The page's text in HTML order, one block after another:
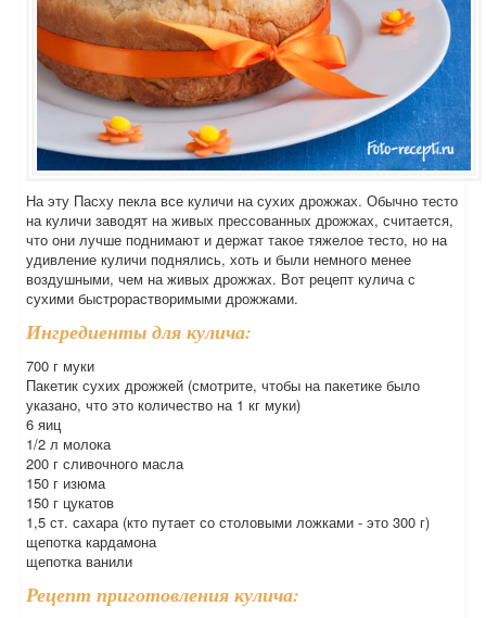
На эту Пасху пекла все куличи на сухих дрожжах. Обычно тесто
на куличи заводят на живых прессованных дрожжах, считается,
что они лучше поднимают и держат такое тяжелое тесто, но на
удивление куличи поднялись, хоть и были немного менее
воздушными, чем на живых дрожжах. Вот рецепт кулича с
сухими быстрорастворимыми дрожжами.
Ингредиенты для кулича:
700 г муки
Пакетик сухих дрожжей (смотрите, чтобы на пакетике было
указано, что это количество на 1 кг муки)
6 яиц
1/2 л молока
200 г сливочного масла
150 г изюма
150 г цукатов
1,5 ст. сахара (кто путает со столовыми ложками - это 300 г)
щепотка кардамона
щепотка ванили
Рецепт приготовления кулича: